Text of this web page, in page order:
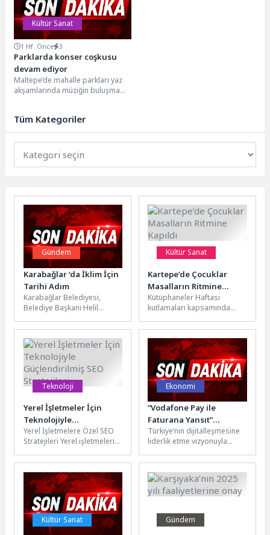
Kültür Sanat
1 Hf. Önce 3
Parklarda konser coşkusu
devam ediyor
Maltepe’de mahalle parkları yaz
akşamlarında müziğin buluşma
boyunca...
Tüm Kategoriler
Gündem
Karabağlar ‘da İklim İçin
Tarihi Adım
Karabağlar Belediyesi,
Belediye Başkanı Helil
Sözleşmesi’ne (Covenant of
Mayors) imza atmasıyla
başlatılan Sürdürülebilir...
Kültür Sanat
Kartepe’de Çocuklar
Masalların Ritmine
Kapıldı
Kütüphaneler Haftası
kutlamaları kapsamında
Kütüphanesi, kapılarını minik
okurlar için araladı. Okul...
Teknoloji
Yerel İşletmeler İçin
Teknolojiyle
Güçlendirilmiş SEO
Stratejileri
Yerel İşletmelere Özel SEO
Stratejileri Yerel işletmelerin
olabilmeleri ve potansiyel
müşterilere daha...
Ekonomi
“Vodafone Pay ile
Faturana Yansıt”
Ekosistemine Pazarama
da Eklendi
Türkiye’nin dijitalleşmesine
liderlik etme vizyonuyla
gösteren Vodafone, yeni
nesil mobil cüzdan
uygulaması Vodafone Pay ve
Vodafone...
Kültür Sanat Gündem